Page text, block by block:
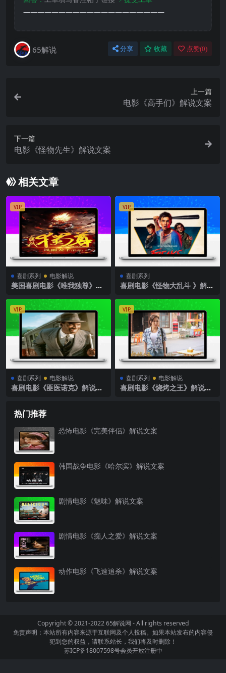
————————————————————
65解说 分享 收藏 点赞(0)
上一篇
电影《高手们》解说文案
下一篇
电影《怪物先生》解说文案
相关文章
VIP
喜剧系列 电影解说
美国喜剧电影《唯我独尊》解
VIP
喜剧系列
喜剧电影《怪物大乱斗 》解说
VIP
喜剧系列 电影解说
喜剧电影《匪医诺克》解说文
VIP
喜剧系列 电影解说
喜剧电影《烧烤之王》解说文
热门推荐
恐怖电影《完美伴侣》解说文案
韩国战争电影《哈尔滨》解说文案
剧情电影《魅味》解说文案
剧情电影《痴人之爱》解说文案
动作电影《飞速追杀》解说文案
Copyright © 2021-202265解说网 - All rights reserved
免责声明：本站所有内容来源于互联网及个人投稿。如果本站发布的内容侵
犯到您的权益，请联系站长，我们将及时删除！
苏ICP备18007598号会员开放注册中